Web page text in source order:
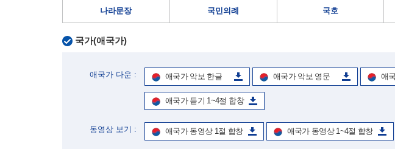
나라문장 국민의례 국호
국가(애국가)
애국가 다운 : 애국가 악보 한글 애국가 악보 영문 애
애국가 듣기 1~4절 합창
동영상 보기 : 애국가 동영상 1절 합창 애국가 동영상 1~4절 합창